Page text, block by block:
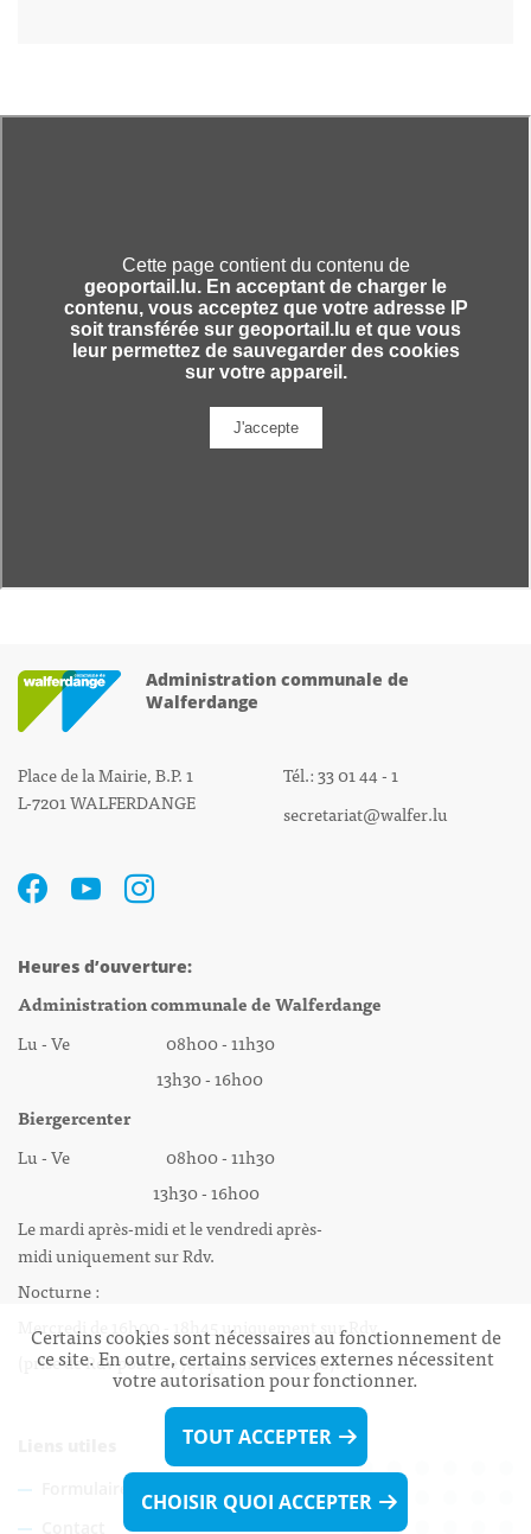
Administration communale de
Walferdange
Place de la Mairie, B.P. 1
L-7201 WALFERDANGE
Tél.: 33 01 44 - 1
secretariat@walfer.lu
Heures d’ouverture:
Administration communale de Walferdange
Lu - Ve 08h00 - 11h30
13h30 - 16h00
Biergercenter
Lu - Ve 08h00 - 11h30
13h30 - 16h00
Le mardi après-midi et le vendredi après-
midi uniquement sur Rdv.
Nocturne :
Mercredi de 16h00 - 18h45 uniquement sur Rdv
(prise de Rdv possible jusqu'à mardi 11h30).
Formulaires
Certains cookies sont nécessaires au fonctionnement de
ce site. En outre, certains services externes nécessitent
votre autorisation pour fonctionner.
TOUT ACCEPTER
CHOISIR QUOI ACCEPTER